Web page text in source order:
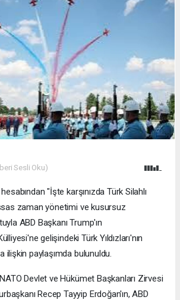
Sesli Oku)
"İşte karşınızda Türk Silahlı
zaman yönetimi ve kusursuz
ABD Başkanı Trump'ın
gelişindeki Türk Yıldızları'nın
ilişkin paylaşımda bulunuldu.
Devlet ve Hükümet Başkanları Zirvesi
Recep Tayyip Erdoğan'ın, ABD